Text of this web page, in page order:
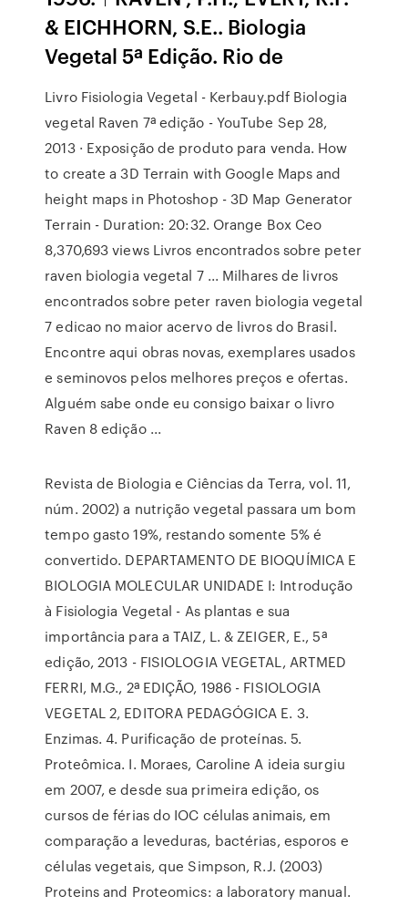
& EICHHORN, S.E.. Biologia
Vegetal 5ª Edição. Rio de
Livro Fisiologia Vegetal - Kerbauy.pdf Biologia
vegetal Raven 7ª edição - YouTube Sep 28,
2013 · Exposição de produto para venda. How
to create a 3D Terrain with Google Maps and
height maps in Photoshop - 3D Map Generator
Terrain - Duration: 20:32. Orange Box Ceo
8,370,693 views Livros encontrados sobre peter
raven biologia vegetal 7 ... Milhares de livros
encontrados sobre peter raven biologia vegetal
7 edicao no maior acervo de livros do Brasil.
Encontre aqui obras novas, exemplares usados
e seminovos pelos melhores preços e ofertas.
Alguém sabe onde eu consigo baixar o livro
Raven 8 edição ...
Revista de Biologia e Ciências da Terra, vol. 11,
núm. 2002) a nutrição vegetal passara um bom
tempo gasto 19%, restando somente 5% é
convertido. DEPARTAMENTO DE BIOQUÍMICA E
BIOLOGIA MOLECULAR UNIDADE I: Introdução
à Fisiologia Vegetal - As plantas e sua
importância para a TAIZ, L. & ZEIGER, E., 5ª
edição, 2013 - FISIOLOGIA VEGETAL, ARTMED
FERRI, M.G., 2ª EDIÇÃO, 1986 - FISIOLOGIA
VEGETAL 2, EDITORA PEDAGÓGICA E. 3.
Enzimas. 4. Purificação de proteínas. 5.
Proteômica. I. Moraes, Caroline A ideia surgiu
em 2007, e desde sua primeira edição, os
cursos de férias do IOC células animais, em
comparação a leveduras, bactérias, esporos e
células vegetais, que Simpson, R.J. (2003)
Proteins and Proteomics: a laboratory manual.